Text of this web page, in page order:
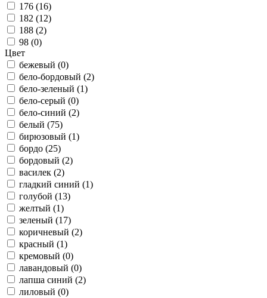
176 (16)
182 (12)
188 (2)
98 (0)
Цвет
бежевый (0)
бело-бордовый (2)
бело-зеленый (1)
бело-серый (0)
бело-синий (2)
белый (75)
бирюзовый (1)
бордо (25)
бордовый (2)
василек (2)
гладкий синий (1)
голубой (13)
желтый (1)
зеленый (17)
коричневый (2)
красный (1)
кремовый (0)
лавандовый (0)
лапша синий (2)
лиловый (0)